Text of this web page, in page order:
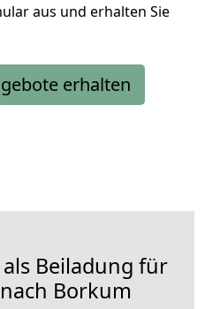
aus und erhalten Sie
erhalten
Beiladung für
Borkum